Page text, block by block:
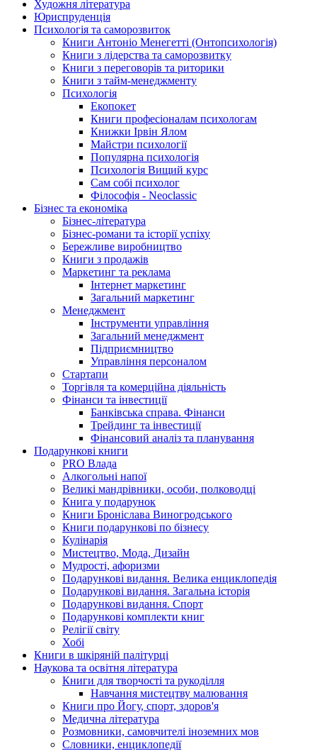
Художня література
Юриспруденція
Психологія та саморозвиток
Книги Антоніо Менегетті (Онтопсихологія)
Книги з лідерства та саморозвитку
Книги з переговорів та риторики
Книги з тайм-менеджменту
Психологія
Екопокет
Книги професіоналам психологам
Книжки Ірвін Ялом
Майстри психології
Популярна психологія
Психологія Вищий курс
Сам собі психолог
Філософія - Neoclassic
Бізнес та економіка
Бізнес-література
Бізнес-романи та історії успіху
Бережливе виробництво
Книги з продажів
Маркетинг та реклама
Інтернет маркетинг
Загальний маркетинг
Менеджмент
Інструменти управління
Загальний менеджмент
Підприємництво
Управління персоналом
Стартапи
Торгівля та комерційна діяльність
Фінанси та інвестиції
Банківська справа. Фінанси
Трейдинг та інвестиції
Фінансовий аналіз та планування
Подарункові книги
PRO Влада
Алкогольні напої
Великі мандрівники, особи, полководці
Книга у подарунок
Книги Броніслава Виногродського
Книги подарункові по бізнесу
Кулінарія
Мистецтво, Мода, Дизайн
Мудрості, афоризми
Подарункові видання. Велика енциклопедія
Подарункові видання. Загальна історія
Подарункові видання. Спорт
Подарункові комплекти книг
Релігії світу
Хобі
Книги в шкіряній палітурці
Наукова та освітня література
Книги для творчості та рукоділля
Навчання мистецтву малювання
Книги про Йогу, спорт, здоров'я
Медична література
Розмовники, самовчителі іноземних мов
Словники, енциклопедії